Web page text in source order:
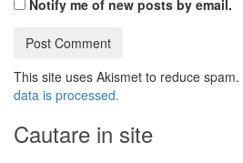
Notify me of new posts by email.
This site uses Akismet to reduce spam.
data is processed.
Cautare in site